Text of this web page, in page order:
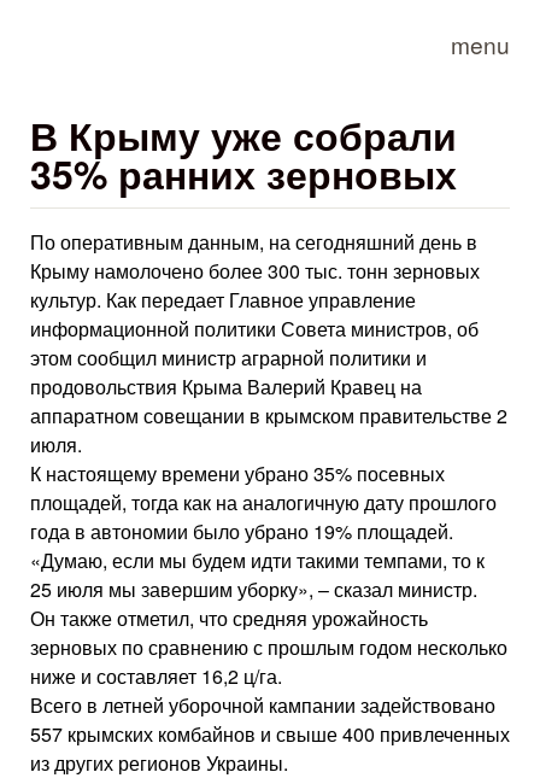
menu
В Крыму уже собрали
35% ранних зерновых
По оперативным данным, на сегодняшний день в
Крыму намолочено более 300 тыс. тонн зерновых
культур. Как передает Главное управление
информационной политики Совета министров, об
этом сообщил министр аграрной политики и
продовольствия Крыма Валерий Кравец на
аппаратном совещании в крымском правительстве 2
июля.
К настоящему времени убрано 35% посевных
площадей, тогда как на аналогичную дату прошлого
года в автономии было убрано 19% площадей.
«Думаю, если мы будем идти такими темпами, то к
25 июля мы завершим уборку», – сказал министр.
Он также отметил, что средняя урожайность
зерновых по сравнению с прошлым годом несколько
ниже и составляет 16,2 ц/га.
Всего в летней уборочной кампании задействовано
557 крымских комбайнов и свыше 400 привлеченных
из других регионов Украины.